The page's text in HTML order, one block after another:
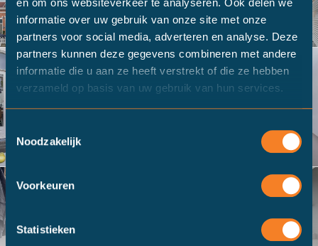
en om ons websiteverkeer te analyseren. Ook delen we
informatie over uw gebruik van onze site met onze
partners voor social media, adverteren en analyse. Deze
partners kunnen deze gegevens combineren met andere
informatie die u aan ze heeft verstrekt of die ze hebben
verzameld op basis van uw gebruik van hun services.
Noodzakelijk
Voorkeuren
Statistieken